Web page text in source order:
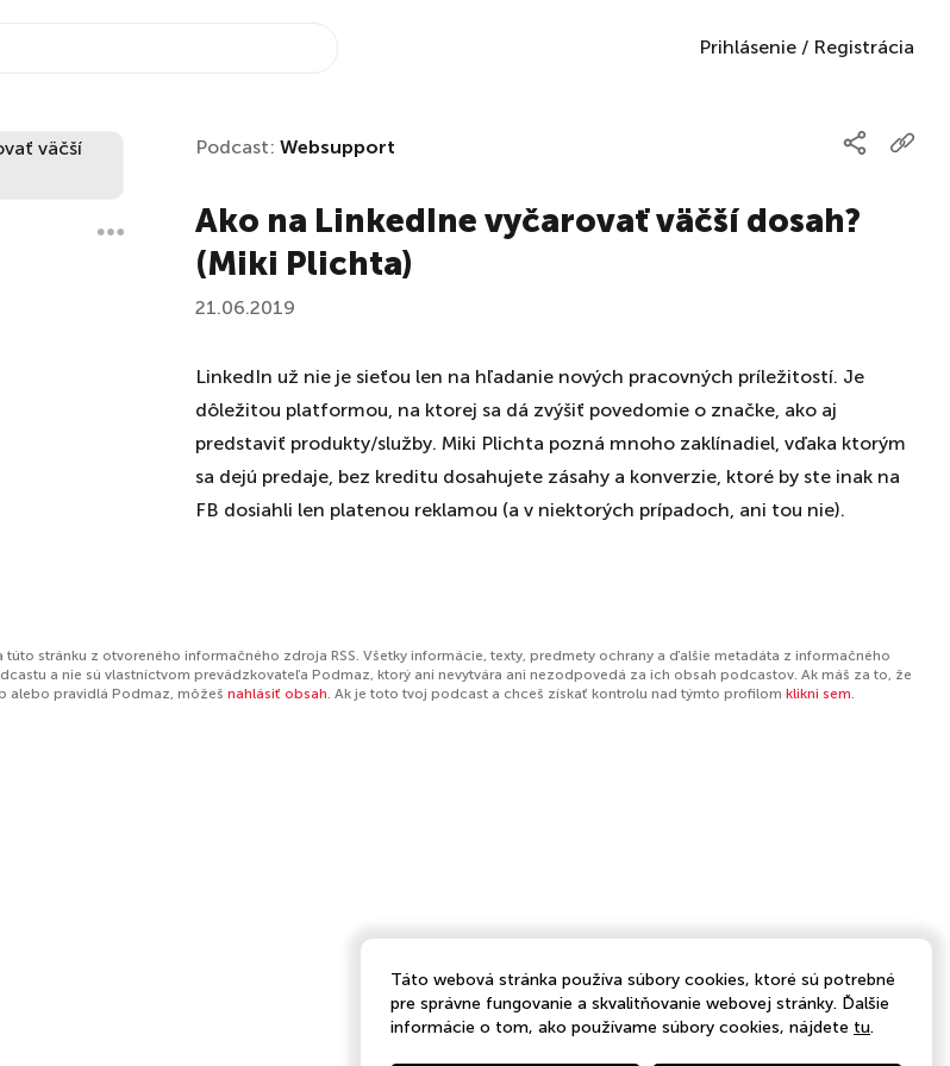
Prihlásenie / Registrácia
Podcast: Websupport
Ako na LinkedIne vyčarovať väčší dosah?
(Miki Plichta)
21.06.2019
LinkedIn už nie je sieťou len na hľadanie nových pracovných príležitostí. Je
dôležitou platformou, na ktorej sa dá zvýšiť povedomie o značke, ako aj
predstaviť produkty/služby. Miki Plichta pozná mnoho zaklínadiel, vďaka ktorým
sa dejú predaje, bez kreditu dosahujete zásahy a konverzie, ktoré by ste inak na
FB dosiahli len platenou reklamou (a v niektorých prípadoch, ani tou nie).
túto stránku z otvoreného informačného zdroja RSS. Všetky informácie, texty, predmety ochrany a ďalšie metadáta z informačného
a nie sú vlastníctvom prevádzkovateľa Podmaz, ktorý ani nevytvára ani nezodpovedá za ich obsah podcastov. Ak máš za to, že
alebo pravidlá Podmaz, môžeš nahlásiť obsah. Ak je toto tvoj podcast a chceš získať kontrolu nad týmto profilom klikni sem.
Táto webová stránka používa súbory cookies, ktoré sú potrebné
pre správne fungovanie a skvalitňovanie webovej stránky. Ďalšie
informácie o tom, ako používame súbory cookies, nájdete tu.